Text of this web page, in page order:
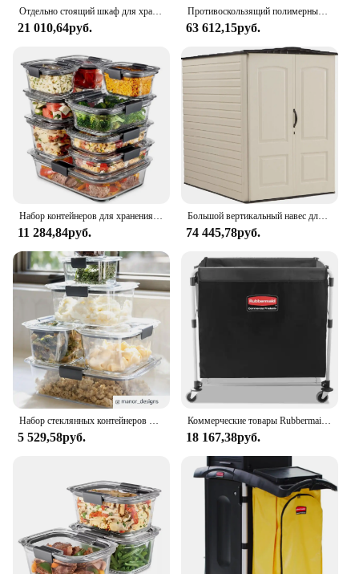
Отдельно стоящий шкаф для хранения Rubbermaid, пять полок с двумя дверцами, запираемый, большой, грузоподъемностью 690 фунтов, серый, для гаража
21 010,64руб.
Противоскользящий полимерный навес Rubbermaid (5x6,5 футов), устойчивый к атмосферным воздействиям, бежевый/коричневый
63 612,15руб.
Набор контейнеров для хранения продуктов Rubbermaid Brilliance из 36 шт.
11 284,84руб.
Большой вертикальный навес для хранения на открытом воздухе из смолы Rubbermaid с пол (6,2 x 4,6 фута), устойчивый к атмосферным воздействиям, бежевый/коричневый, организация для
74 445,78руб.
5 529,58руб.
Коммерческие товары Rubbermaid, складная тележка для прачечной, передвижная тележка для колледжа, транспортные принадлежности и товары для продуктов, сталь
18 167,38руб.